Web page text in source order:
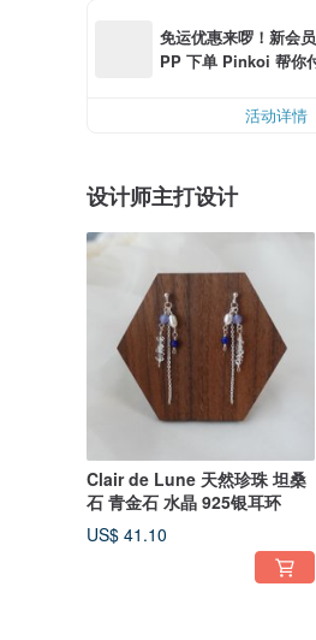
免运优惠来啰！新会
PP 下单 Pinkoi 帮你
活动详情
设计师主打设计
Clair de Lune 天然珍珠 坦桑
石 青金石 水晶 925银耳环
US$ 41.10